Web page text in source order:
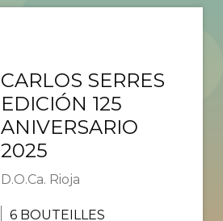
CARLOS SERRES
EDICIÓN 125
ANIVERSARIO
2025
D.O.Ca. Rioja
6 BOUTEILLES